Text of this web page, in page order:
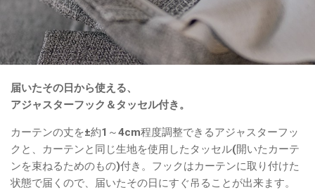
届いたその日から使える、
アジャスターフック＆タッセル付き。
カーテンの丈を±約1～4cm程度調整できるアジャスターフッ
クと、カーテンと同じ生地を使用したタッセル(開いたカーテ
ンを束ねるためのもの)付き。フックはカーテンに取り付けた
状態で届くので、届いたその日にすぐ吊ることが出来ます。